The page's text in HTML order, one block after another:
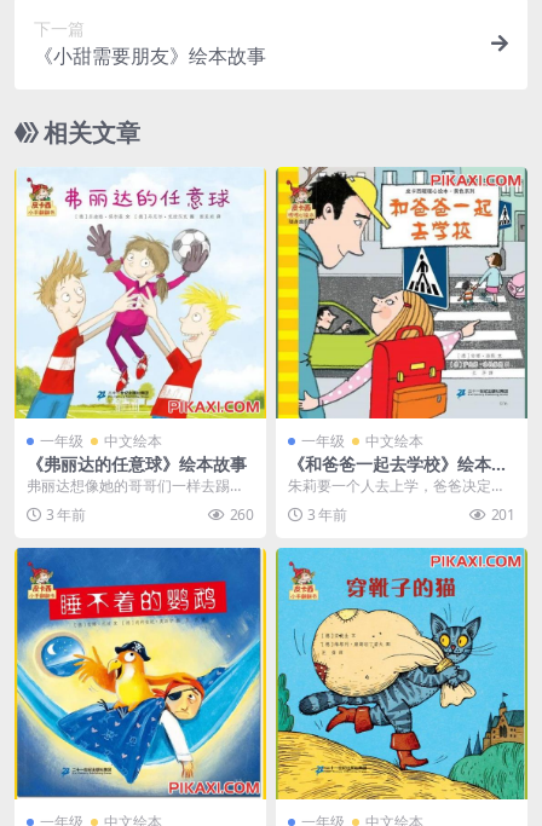
下一篇
《小甜需要朋友》绘本故事
相关文章
一年级 中文绘本
《弗丽达的任意球》绘本故事
弗丽达想像她的哥哥们一样去踢足
球，但这两个男孩子并不同意，不
过教练需要一名守门员...
3 年前 260
一年级 中文绘本
《和爸爸一起去学校》绘本故
事
朱莉要一个人去上学，爸爸决定提
前一天先带她练习一次。爸爸带着
朱莉的黄帽子和朱莉一...
3 年前 201